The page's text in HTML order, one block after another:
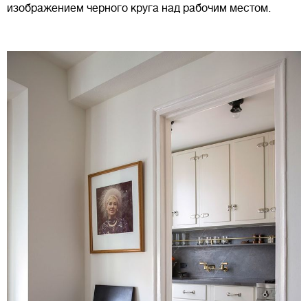
изображением черного круга над рабочим местом.